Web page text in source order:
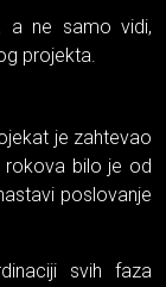
a ne samo vidi,
projekta.
je zahtevao
rokova bilo je od
poslovanje
svih faza